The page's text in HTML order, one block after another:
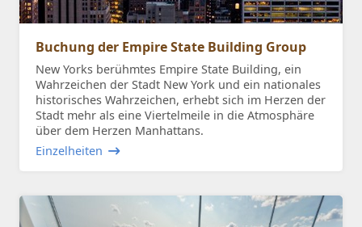
Buchung der Empire State Building Group
New Yorks berühmtes Empire State Building, ein
Wahrzeichen der Stadt New York und ein nationales
historisches Wahrzeichen, erhebt sich im Herzen der
Stadt mehr als eine Viertelmeile in die Atmosphäre
über dem Herzen Manhattans.
Einzelheiten